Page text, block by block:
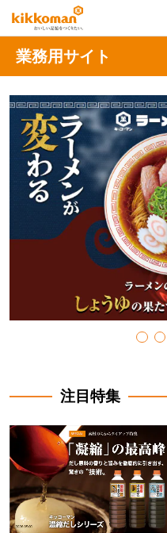
業務用サイト
注目特集